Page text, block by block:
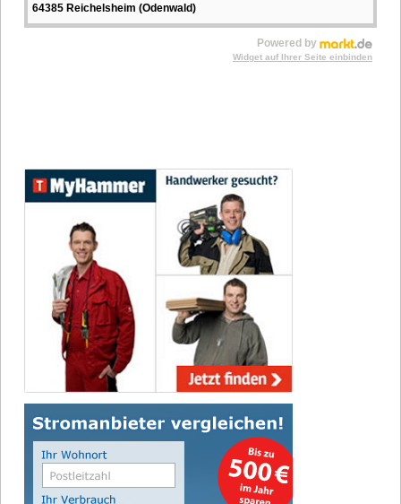
64385 Reichelsheim (Odenwald)
Powered by
Widget auf Ihrer Seite einbinden